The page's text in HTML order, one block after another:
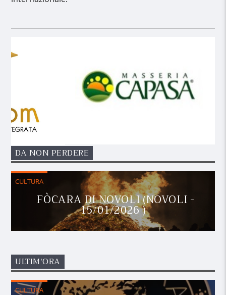
DA NON PERDERE
CULTURA
FÒCARA DI NOVOLI (NOVOLI -
15/01/2026 )
ULTIM'ORA
CULTURA